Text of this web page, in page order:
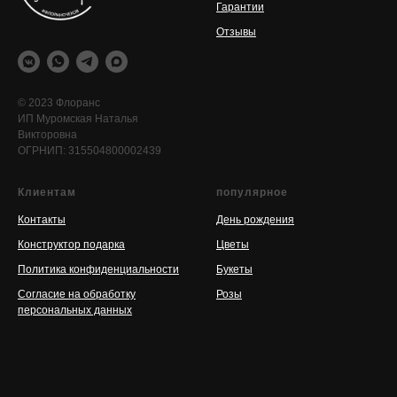
© 2023 Флоранс
ИП Муромская Наталья
Викторовна
ОГРНИП: 315504800002439
Гарантии
Отзывы
Клиентам
Контакты
Конструктор подарка
Политика конфиденциальности
Согласие на обработку
персональных данных
популярное
День рождения
Цветы
Букеты
Розы